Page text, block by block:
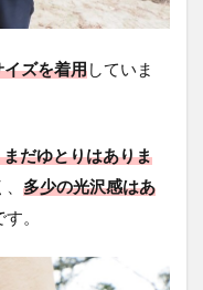
ズを着用していま
だゆとりはありま
多少の光沢感はあ
す。